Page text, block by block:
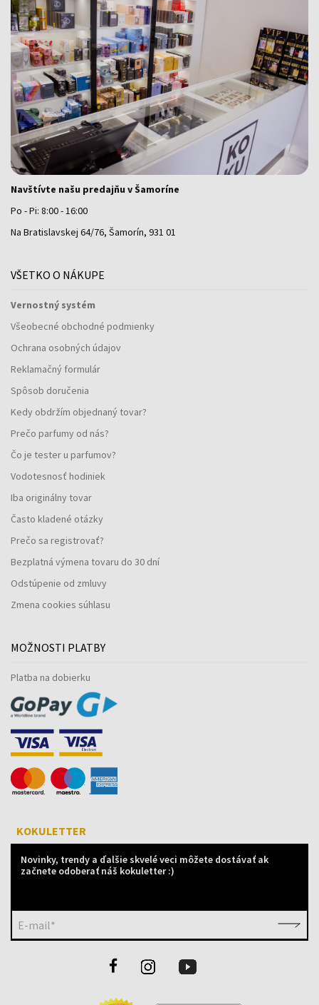
Navštívte našu predajňu v Šamoríne
Po - Pi: 8:00 - 16:00
Na Bratislavskej 64/76, Šamorín, 931 01
VŠETKO O NÁKUPE
Vernostný systém
Všeobecné obchodné podmienky
Ochrana osobných údajov
Reklamačný formulár
Spôsob doručenia
Kedy obdržím objednaný tovar?
Prečo parfumy od nás?
Čo je tester u parfumov?
Vodotesnosť hodiniek
Iba originálny tovar
Často kladené otázky
Prečo sa registrovať?
Bezplatná výmena tovaru do 30 dní
Odstúpenie od zmluvy
Zmena cookies súhlasu
MOŽNOSTI PLATBY
Platba na dobierku
KOKULETTER
Novinky, trendy a ďalšie skvelé veci môžete dostávať ak
začnete odoberať náš kokuletter :)
E-mail*